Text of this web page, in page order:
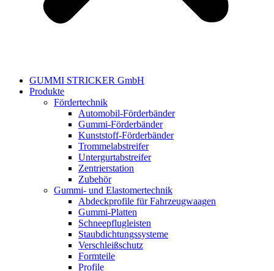
GUMMI STRICKER GmbH
Produkte
Fördertechnik
Automobil-Förderbänder
Gummi-Förderbänder
Kunststoff-Förderbänder
Trommelabstreifer
Untergurtabstreifer
Zentrierstation
Zubehör
Gummi- und Elastomertechnik
Abdeckprofile für Fahrzeugwaagen
Gummi-Platten
Schneepflugleisten
Staubdichtungssysteme
Verschleißschutz
Formteile
Profile